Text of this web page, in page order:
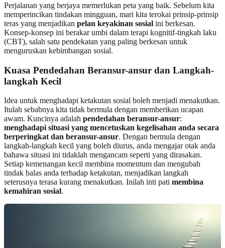
Perjalanan yang berjaya memerlukan peta yang baik. Sebelum kita
memperincikan tindakan mingguan, mari kita terokai prinsip-prinsip
teras yang menjadikan pelan keyakinan sosial ini berkesan.
Konsep-konsep ini berakar umbi dalam terapi kognitif-tingkah laku
(CBT), salah satu pendekatan yang paling berkesan untuk
menguruskan kebimbangan sosial.
Kuasa Pendedahan Beransur-ansur dan Langkah-
langkah Kecil
Idea untuk menghadapi ketakutan sosial boleh menjadi menakutkan.
Itulah sebabnya kita tidak bermula dengan memberikan ucapan
awam. Kuncinya adalah pendedahan beransur-ansur:
menghadapi situasi yang mencetuskan kegelisahan anda secara
berperingkat dan beransur-ansur. Dengan bermula dengan
langkah-langkah kecil yang boleh diurus, anda mengajar otak anda
bahawa situasi ini tidaklah mengancam seperti yang dirasakan.
Setiap kemenangan kecil membina momentum dan mengubah
tindak balas anda terhadap ketakutan, menjadikan langkah
seterusnya terasa kurang menakutkan. Inilah inti pati membina
kemahiran sosial.